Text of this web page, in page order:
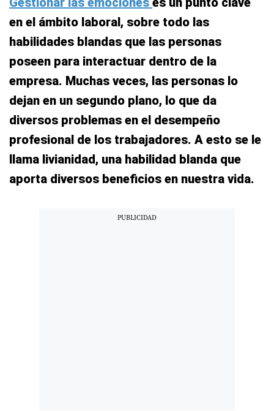
en el ámbito laboral, sobre todo las
habilidades blandas que las personas
poseen para interactuar dentro de la
empresa. Muchas veces, las personas lo
dejan en un segundo plano, lo que da
diversos problemas en el desempeño
profesional de los trabajadores. A esto se le
llama livianidad, una habilidad blanda que
aporta diversos beneficios en nuestra vida.